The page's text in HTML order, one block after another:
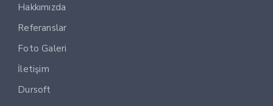
Hakkımızda
Referanslar
Foto Galeri
İletişim
Dursoft